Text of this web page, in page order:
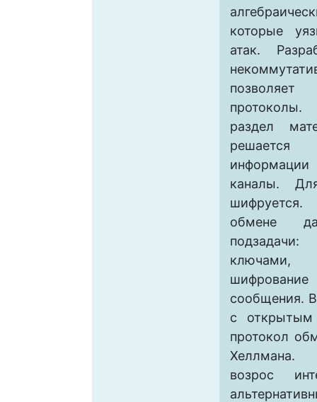
которые
атак.
протоколы.
раздел
решается
каналы.
обмене
сообщения.
с открытым
протокол
Хеллмана.
возрос